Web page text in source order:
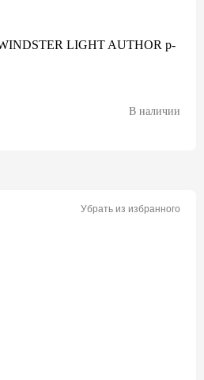
LIGHT AUTHOR p-
В наличии
Убрать из избранного